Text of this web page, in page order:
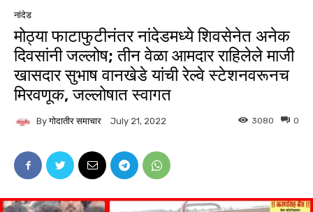
नांदेड
मोठ्या फाटाफुटीनंतर नांदेडमध्ये शिवसेनेत अनेक
दिवसांनी जल्लोष; तीन वेळा आमदार राहिलेले माजी
खासदार सुभाष वानखेडे यांची रेल्वे स्टेशनवरूनच
मिरवणूक, जल्लोषात स्वागत
By गोदातीर समाचार July 21, 2022 0
3080